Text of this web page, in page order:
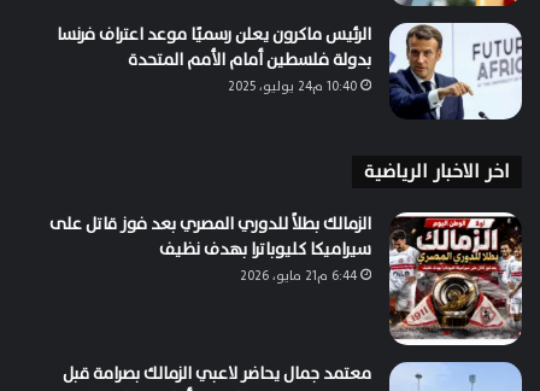
الرئيس ماكرون يعلن رسميًا موعد اعتراف فرنسا
بدولة فلسطين أمام الأمم المتحدة
10:40 م24 يوليو، 2025
اخر الاخبار الرياضية
الزمالك بطلاً للدوري المصري بعد فوز قاتل على
سيراميكا كليوباترا بهدف نظيف
6:44 م21 مايو، 2026
معتمد جمال يحاضر لاعبي الزمالك بصرامة قبل